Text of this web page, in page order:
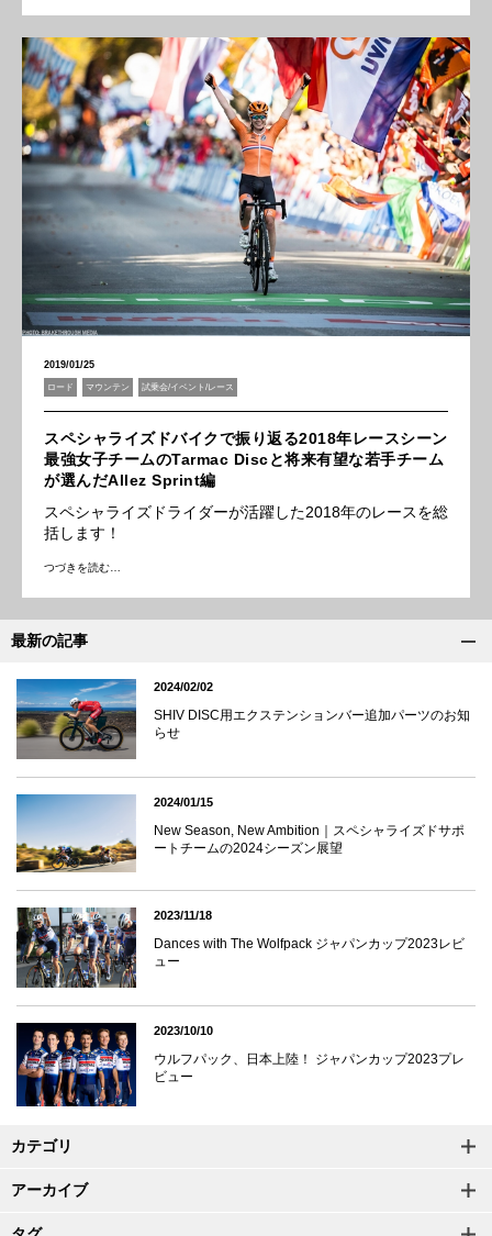
2019/01/25
ロード マウンテン 試乗会/イベント/レース
スペシャライズドバイクで振り返る2018年レースシーン
最強女子チームのTarmac Discと将来有望な若手チーム
が選んだAllez Sprint編
スペシャライズドライダーが活躍した2018年のレースを総
括します！
つづきを読む…
最新の記事
2024/02/02
SHIV DISC用エクステンションバー追加パーツのお知
らせ
2024/01/15
New Season, New Ambition｜スペシャライズドサポ
ートチームの2024シーズン展望
2023/11/18
Dances with The Wolfpack ジャパンカップ2023レビ
ュー
2023/10/10
ウルフパック、日本上陸！ ジャパンカップ2023プレ
ビュー
カテゴリ
アーカイブ